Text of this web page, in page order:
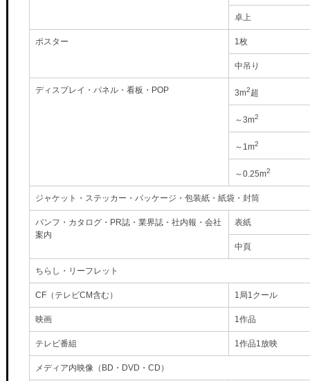
卓上
ポスター 1枚
中吊り
ディスプレイ・パネル・看板・POP 3m2超
～3m2
～1m2
～0.25m2
ジャケット・ステッカー・パッケージ・包装紙・紙袋・封筒
パンフ・カタログ・PR誌・業界誌・社内報・会社
案内
表紙
中頁
ちらし・リーフレット
CF（テレビCM含む） 1局1クール
映画 1作品
テレビ番組 1作品1放映
メディア内映像（BD・DVD・CD）